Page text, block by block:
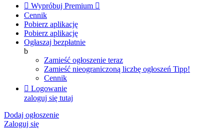
 Wypróbuj Premium 
Cennik
Pobierz aplikację
Pobierz aplikację
Ogłaszaj bezpłatnie
b
Zamieść ogłoszenie teraz
Zamieść nieograniczoną liczbę ogłoszeń Tipp!
Cennik
 Logowanie
zaloguj się tutaj
Dodaj ogłoszenie
Zaloguj się